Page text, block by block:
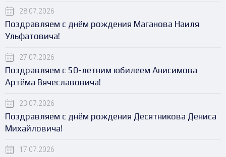
28.07.2026
Поздравляем с днём рождения Маганова Наиля
Ульфатовича!
27.07.2026
Поздравляем с 50-летним юбилеем Анисимова
Артёма Вячеславовича!
23.07.2026
Поздравляем с днём рождения Десятникова Дениса
Михайловича!
17.07.2026